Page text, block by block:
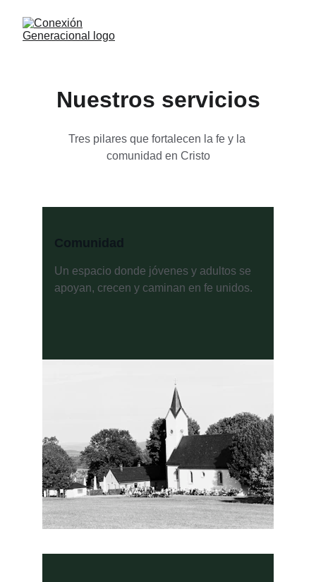
Nuestros servicios
Tres pilares que fortalecen la fe y la
comunidad en Cristo
Comunidad
Un espacio donde jóvenes y adultos se
apoyan, crecen y caminan en fe unidos.